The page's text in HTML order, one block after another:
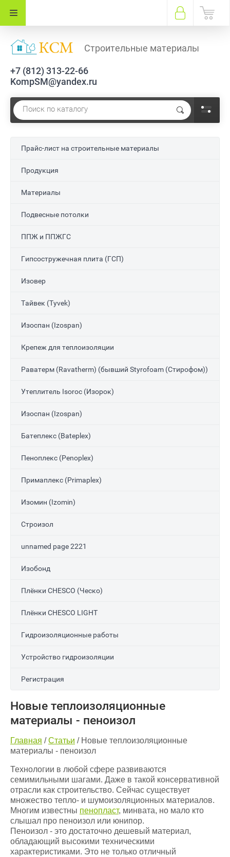
Строительные материалы
+7 (812) 313-22-66
KompSM@yandex.ru
Прайс-лист на строительные материалы
Продукция
Материалы
Подвесные потолки
ППЖ и ППЖГС
Гипсостружечная плита (ГСП)
Изовер
Тайвек (Tyvek)
Изоспан (Izospan)
Крепеж для теплоизоляции
Раватерм (Ravatherm) (бывший Styrofoam (Стирофом))
Утеплитель Isoroc (Изорок)
Изоспан (Izospan)
Батеплекс (Bateplex)
Пеноплекс (Penoplex)
Примаплекс (Primaplex)
Изомин (Izomin)
Строизол
unnamed page 2221
Изобонд
Плёнки CHESCO (Ческо)
Плёнки CHESCO LIGHT
Гидроизоляционные работы
Устройство гидроизоляции
Регистрация
Новые теплоизоляционные
материалы - пеноизол
Главная /Статьи / Новые теплоизоляционные
материалы - пеноизол
Технологии в любой сфере развиваются
семимильными шагами. Даже в такой консервативной
отрасли как строительство. Сейчас существует
множество тепло- и шумоизоляционных материалов.
Многим известны пенопласт, минвата, но мало кто
слышал про пеноизол или юнипор.
Пеноизол - это достаточно дешевый материал,
обладающий высокими техническими
характеристиками. Это не только отличный